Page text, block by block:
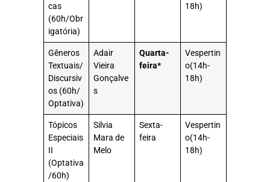
cas
(60h/Obr
igatória)
18h)
Gêneros
Textuais/
Discursiv
os (60h/
Optativa)
Adair
Vieira
Gonçalve
s
Quarta-
feira*
Vespertin
o(14h-
18h)
Tópicos
Especiais
II
(Optativa
/60h)
Silvia
Mara de
Melo
Sexta-
feira
Vespertin
o(14h-
18h)